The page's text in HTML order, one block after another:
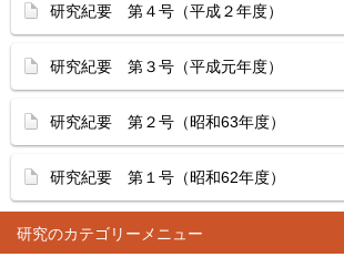
研究
研究紀要 第４号（平成２年度）
研究紀要 第３号（平成元年度）
研究紀要 第２号（昭和63年度）
研究紀要 第１号（昭和62年度）